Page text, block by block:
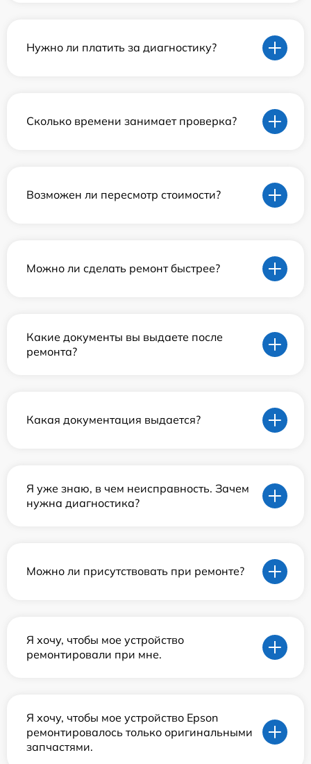
Нужно ли платить за диагностику?
Сколько времени занимает проверка?
Возможен ли пересмотр стоимости?
Можно ли сделать ремонт быстрее?
Какие документы вы выдаете после
ремонта?
Какая документация выдается?
Я уже знаю, в чем неисправность. Зачем
нужна диагностика?
Можно ли присутствовать при ремонте?
Я хочу, чтобы мое устройство
ремонтировали при мне.
Я хочу, чтобы мое устройство Epson
ремонтировалось только оригинальными
запчастями.